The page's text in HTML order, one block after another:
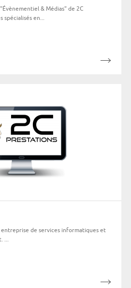
& Médias" de 2C
en...
entreprise de services informatiques et